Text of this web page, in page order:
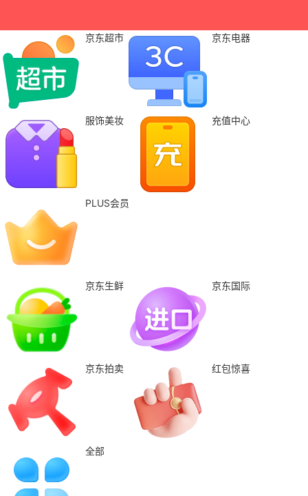
京东超市 京东电器
服饰美妆 充值中心
PLUS会员
京东生鲜 京东国际
京东拍卖 红包惊喜
全部